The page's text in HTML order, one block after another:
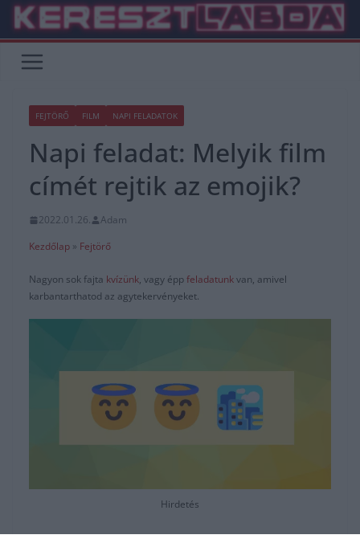
Skip
content
FEJTÖRŐ FILM NAPI FELADATOK
Napi feladat: Melyik film
címét rejtik az emojik?
2022.01.26.
Adam
Kezdőlap » Fejtörő
Nagyon sok fajta kvízünk, vagy éppfeladatunkvan, amivel
karbantarthatod az agytekervényeket.
Hirdetés